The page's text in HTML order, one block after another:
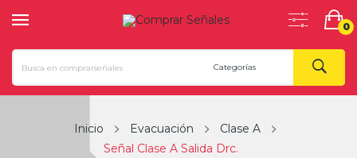
0
Inicio Evacuación
Clase A
Señal Clase A Salida Drc.